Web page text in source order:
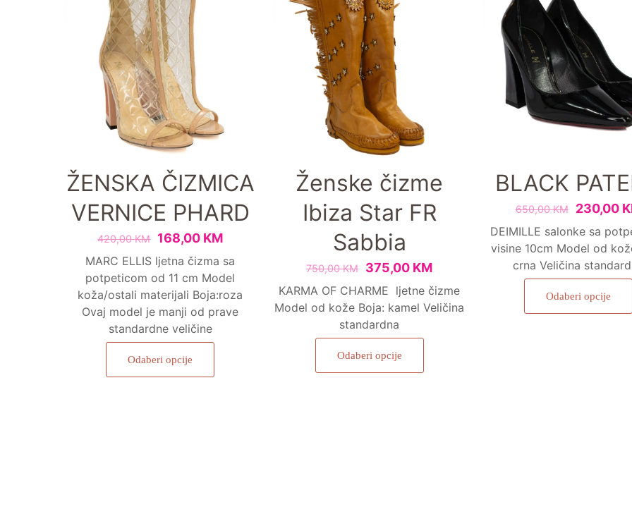
ŽENSKA ČIZMICA
VERNICE PHARD
420,00KM 168,00 KM
MARC ELLIS ljetna čizma sa
potpeticom od 11 cm Model
koža/ostali materijali Boja:roza
Ovaj model je manji od prave
standardne veličine
Odaberi opcije
Ženske čizme
Ibiza Star FR
Sabbia
750,00KM 375,00 KM
KARMA OF CHARME ljetne čizme
Model od kože Boja: kamel Veličina
standardna
Odaberi opcije
BLACK
650,00KM 230,00
DEIMILLE salonke sa
visine 10cm Model od
crna Veličina
Odaberi opcije